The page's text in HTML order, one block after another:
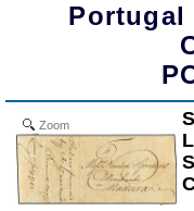
Portugal
Zoom